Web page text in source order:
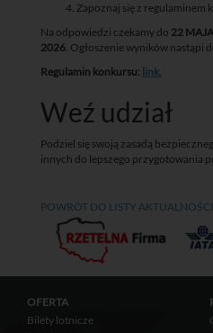
Zapoznaj się z regulaminem
Na odpowiedzi czekamy do 22
2026. Ogłoszenie wyników nastąpi
Regulamin konkursu: link.
Weź udział
Podziel się swoją zasadą
innych do lepszego przygotowania
POWRÓT DO LISTY AKTUALNOŚCI
OFERTA
Bilety lotnicze